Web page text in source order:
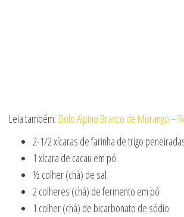
Leia também: Bolo Alpino Branco de Morango –
2-1/2 xícaras de farinha de trigo
1 xícara de cacau em pó
½ colher (chá) de sal
2 colheres (chá) de fermento em pó
1 colher (chá) de bicarbonato de sódio